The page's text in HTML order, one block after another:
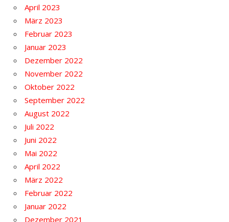
April 2023
März 2023
Februar 2023
Januar 2023
Dezember 2022
November 2022
Oktober 2022
September 2022
August 2022
Juli 2022
Juni 2022
Mai 2022
April 2022
März 2022
Februar 2022
Januar 2022
Dezember 2021